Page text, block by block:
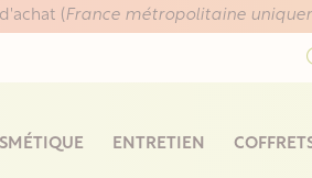
d'achat (France métropolitaine
ENTRETIEN